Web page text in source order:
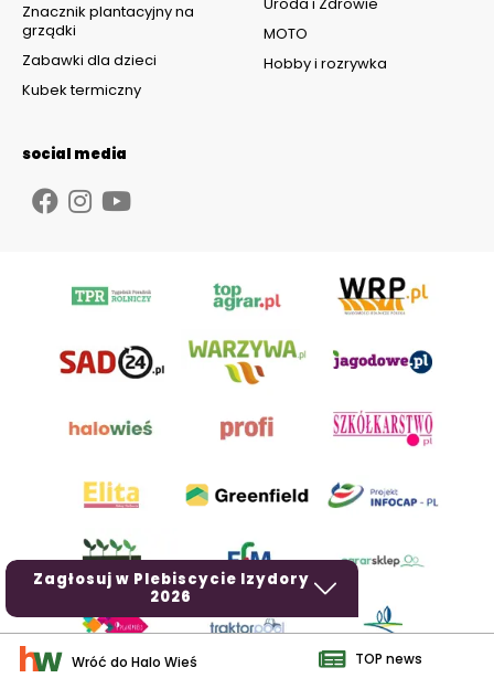
Zagłosuj w Plebiscycie Izydory
2026
MOTO
Hobby i rozrywka
Znacznik plantacyjny na
grządki
Zabawki dla dzieci
Kubek termiczny
social media
Wróć do Halo Wieś TOP news